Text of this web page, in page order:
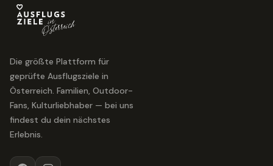
Die größte Plattform für
geprüfte Ausflugsziele in
Österreich. Familien, Outdoor-
Fans, Kulturliebhaber — bei uns
findest du dein nächstes
Erlebnis.